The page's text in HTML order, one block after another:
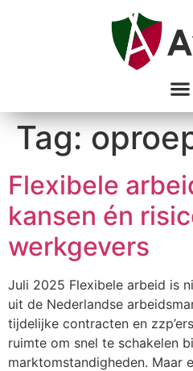
Tag:
Flexibele
kansen én
werkgevers
Juli 2025 Flexibele arbeid is
uit de Nederlandse
tijdelijke contracten en
ruimte om snel te schakelen
marktomstandigheden. Maar